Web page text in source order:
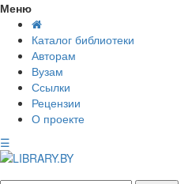
Меню
Каталог библиотеки
Авторам
Вузам
Ссылки
Рецензии
О проекте
☰